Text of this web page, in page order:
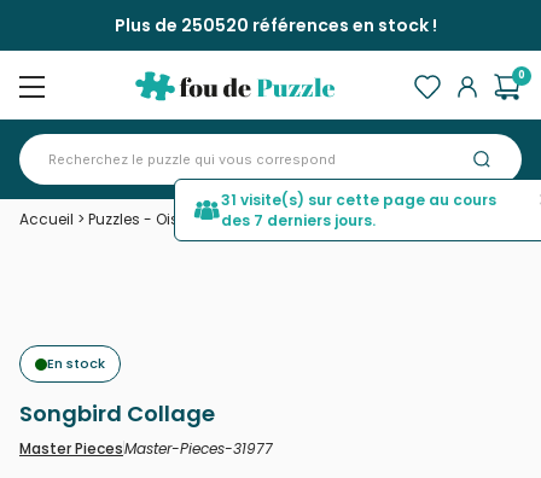
Plus de 250520 références en stock !
0
Accueil > Puzzles - Oiseaux>Songbird Collage
En stock
Songbird Collage
Master PiecesMaster-Pieces-31977
31 visite(s) sur cette page au cours
des 7 derniers jours.